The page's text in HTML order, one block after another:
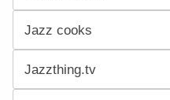
Jazz cooks
Jazzthing.tv